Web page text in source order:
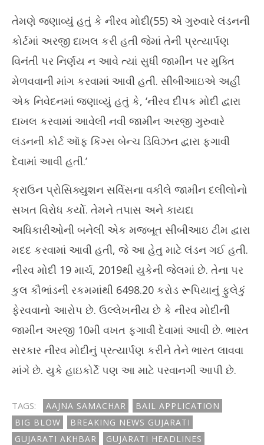
ફગાવી દીધી
May
16,
2025
તેમણે જણાવ્યું હતું કે નીરવ મોદી(55) એ ગુરુવારે લંડનની
કોર્ટમાં અરજી દાખલ કરી હતી જેમાં તેની પ્રત્યાર્પણ
વિનંતી પર નિર્ણય ન આવે ત્યાં સુધી જામીન પર મુક્તિ
મેળવવાની માંગ કરવામાં આવી હતી. સીબીઆઇએ અહીં
એક નિવેદનમાં જણાવ્યું હતું કે, ‘નીરવ દીપક મોદી દ્વારા
દાખલ કરવામાં આવેલી નવી જામીન અરજી ગુરુવારે
લંડનની કોર્ટ ઑફ કિંગ્સ બેન્ચ ડિવિઝન દ્વારા ફગાવી
દેવામાં આવી હતી.’
ક્રાઉન પ્રોસિક્યુશન સર્વિસના વકીલે જામીન દલીલોનો
સખત વિરોધ કર્યો. તેમને તપાસ અને કાયદા
અધિકારીઓની બનેલી એક મજબૂત સીબીઆઇ ટીમ દ્વારા
મદદ કરવામાં આવી હતી, જે આ હેતુ માટે લંડન ગઈ હતી.
નીરવ મોદી 19 માર્ચ, 2019થી યુકેની જેલમાં છે. તેના પર
કુલ કૌભાંડની રકમમાંથી 6498.20 કરોડ રૂપિયાનું ફુલેકું
ફેરવવાનો આરોપ છે. ઉલ્લેખનીય છે કે નીરવ મોદીની
જામીન અરજી 10મી વખત ફગાવી દેવામાં આવી છે. ભારત
સરકાર નીરવ મોદીનું પ્રત્યાર્પણ કરીને તેને ભારત લાવવા
માંગે છે. યુકે હાઇકોર્ટે પણ આ માટે પરવાનગી આપી છે.
TAGS: AAJNA SAMACHAR
BAIL APPLICATION
BIG BLOW
BREAKING NEWS GUJARATI
GUJARATI AKHBAR
GUJARATI HEADLINES